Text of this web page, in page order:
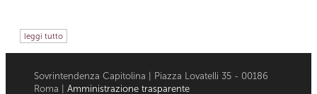
leggi tutto
Sovrintendenza Capitolina | Piazza Lovatelli 35 - 00186
Roma | Amministrazione trasparente